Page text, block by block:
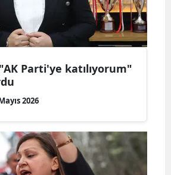
Yalova
Karabük
Kilis
Osmaniye
Düzce
Parti'ye katılıyorum"
2026